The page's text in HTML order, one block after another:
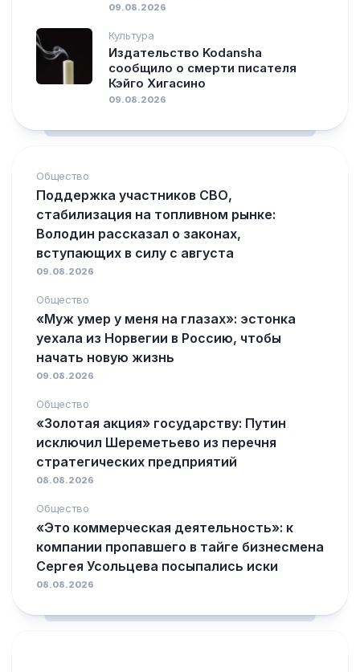
09.08.2026
Культура
Издательство Kodansha
сообщило о смерти писателя
Кэйго Хигасино
09.08.2026
Общество
Поддержка участников СВО,
стабилизация на топливном рынке:
Володин рассказал о законах,
вступающих в силу с августа
09.08.2026
Общество
«Муж умер у меня на глазах»: эстонка
уехала из Норвегии в Россию, чтобы
начать новую жизнь
09.08.2026
Общество
«Золотая акция» государству: Путин
исключил Шереметьево из перечня
стратегических предприятий
08.08.2026
Общество
«Это коммерческая деятельность»: к
компании пропавшего в тайге бизнесмена
Сергея Усольцева посыпались иски
08.08.2026